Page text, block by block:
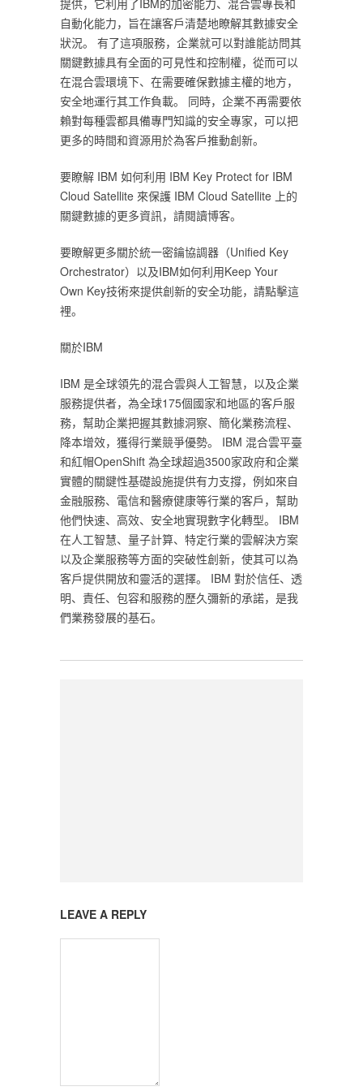
提供，它利用了IBM的加密能力、混合雲專長和
自動化能力，旨在讓客戶清楚地瞭解其數據安全
狀況。 有了這項服務，企業就可以對誰能訪問其
關鍵數據具有全面的可見性和控制權，從而可以
在混合雲環境下、在需要確保數據主權的地方，
安全地運行其工作負載。 同時，企業不再需要依
賴對每種雲都具備專門知識的安全專家，可以把
更多的時間和資源用於為客戶推動創新。
要瞭解 IBM 如何利用 IBM Key Protect for IBM
Cloud Satellite 來保護 IBM Cloud Satellite 上的
關鍵數據的更多資訊，請閱讀博客。
要瞭解更多關於統一密鑰協調器（Unified Key
Orchestrator）以及IBM如何利用Keep Your
Own Key技術來提供創新的安全功能，請點擊這
裡。
關於IBM
IBM 是全球領先的混合雲與人工智慧，以及企業
服務提供者，為全球175個國家和地區的客戶服
務，幫助企業把握其數據洞察、簡化業務流程、
降本增效，獲得行業競爭優勢。 IBM 混合雲平臺
和紅帽OpenShift 為全球超過3500家政府和企業
實體的關鍵性基礎設施提供有力支撐，例如來自
金融服務、電信和醫療健康等行業的客戶，幫助
他們快速、高效、安全地實現數字化轉型。 IBM
在人工智慧、量子計算、特定行業的雲解決方案
以及企業服務等方面的突破性創新，使其可以為
客戶提供開放和靈活的選擇。 IBM 對於信任、透
明、責任、包容和服務的歷久彌新的承諾，是我
們業務發展的基石。
LEAVE A REPLY